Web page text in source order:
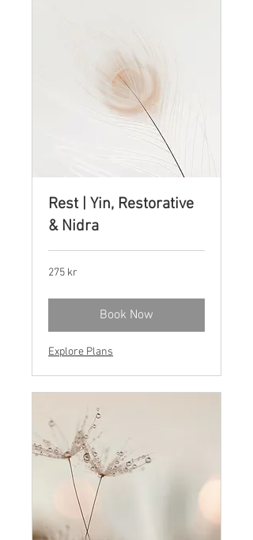
Rest | Yin, Restorative
& Nidra
275
norske
275 kr
Book Now
Explore Plans